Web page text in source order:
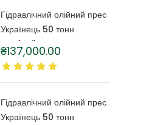
Гідравлічний олійний прес
Українець 50 тонн
CraftOil з капролоновою
бочкою 6 літрів
₴137,000.00
Гідравлічний олійний прес
Українець 50 тонн